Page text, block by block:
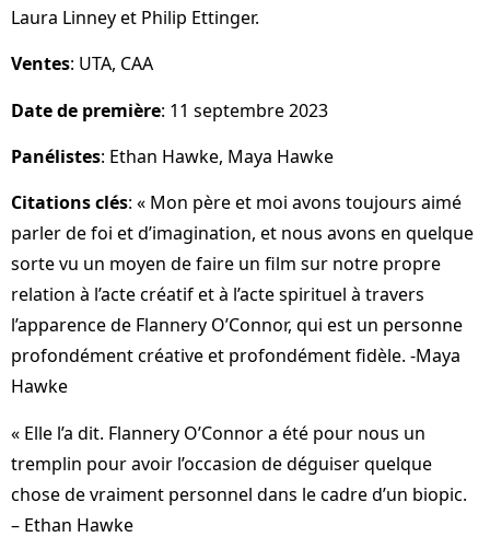
Laura Linney et Philip Ettinger.
Ventes: UTA, CAA
Date de première: 11 septembre 2023
Panélistes: Ethan Hawke, Maya Hawke
Citations clés: « Mon père et moi avons toujours aimé
parler de foi et d’imagination, et nous avons en quelque
sorte vu un moyen de faire un film sur notre propre
relation à l’acte créatif et à l’acte spirituel à travers
l’apparence de Flannery O’Connor, qui est un personne
profondément créative et profondément fidèle. -Maya
Hawke
« Elle l’a dit. Flannery O’Connor a été pour nous un
tremplin pour avoir l’occasion de déguiser quelque
chose de vraiment personnel dans le cadre d’un biopic.
– Ethan Hawke